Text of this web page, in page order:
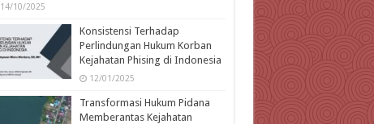
14/10/2025
Konsistensi Terhadap
Perlindungan Hukum Korban
Kejahatan Phising di Indonesia
12/01/2025
Transformasi Hukum Pidana
Memberantas Kejahatan